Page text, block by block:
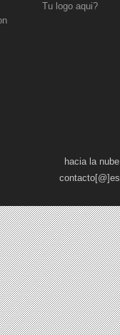
Tu logo aqui?
hacia la